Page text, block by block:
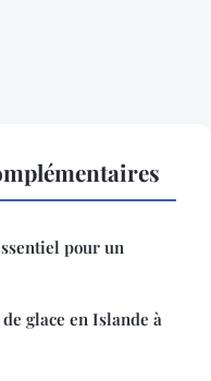
pour un
glace en Islande à